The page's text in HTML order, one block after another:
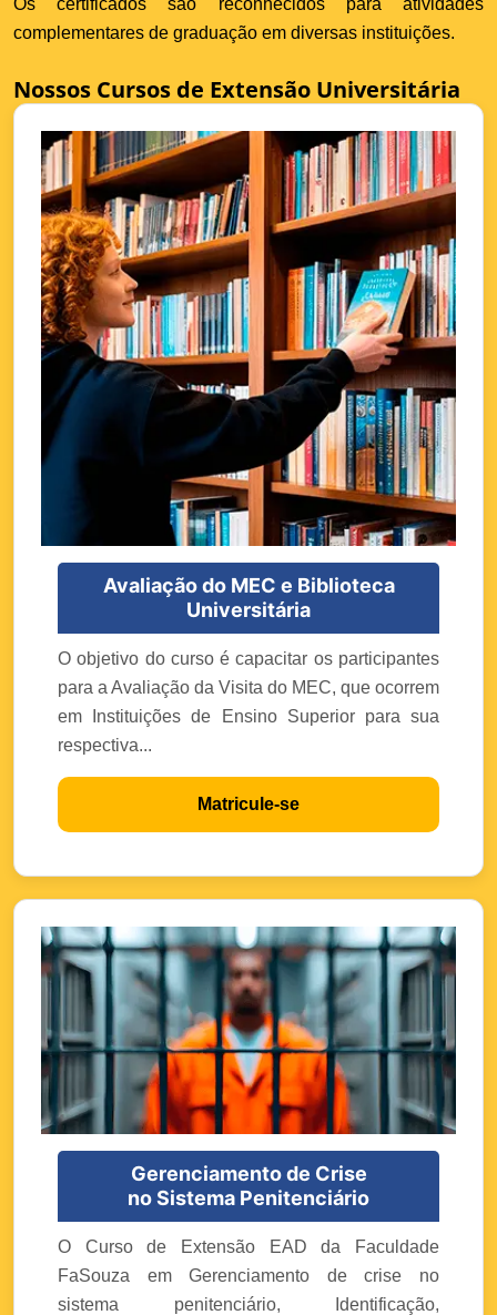
Os certificados são reconhecidos para atividades
complementares de graduação em diversas instituições.
Nossos Cursos de Extensão Universitária
Avaliação do MEC e Biblioteca
Universitária
O objetivo do curso é capacitar os participantes
para a Avaliação da Visita do MEC, que ocorrem
em Instituições de Ensino Superior para sua
respectiva...
Matricule-se
Gerenciamento de Crise
no Sistema Penitenciário
O Curso de Extensão EAD da Faculdade
FaSouza em Gerenciamento de crise no
sistema penitenciário, Identificação,